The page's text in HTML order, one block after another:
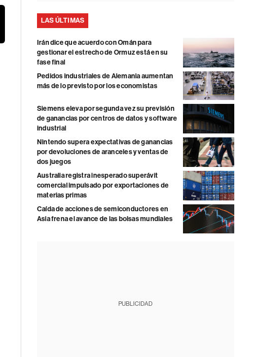
LAS ÚLTIMAS
Irán dice que acuerdo con Omán para
gestionar el estrecho de Ormuz está en su
fase final
Pedidos industriales de Alemania aumentan
más de lo previsto por los economistas
Siemens eleva por segunda vez su previsión
de ganancias por centros de datos y software
industrial
Nintendo supera expectativas de ganancias
por devoluciones de aranceles y ventas de
dos juegos
Australia registra inesperado superávit
comercial impulsado por exportaciones de
materias primas
Caída de acciones de semiconductores en
Asia frena el avance de las bolsas mundiales
PUBLICIDAD